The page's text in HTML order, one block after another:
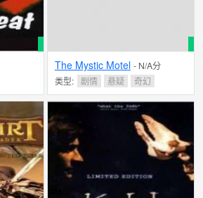
The Mystic Motel - N/A分
类型: 剧情 悬疑 奇幻